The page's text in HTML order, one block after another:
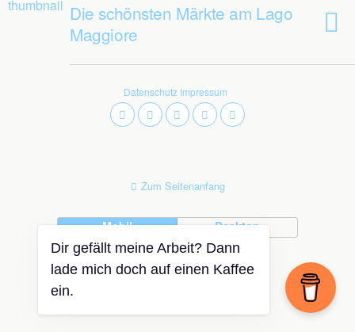
Die schönsten Märkte am Lago
Maggiore
Datenschutz Impressum
Zum Seitenanfang
Mobil
Desktop
Dir gefällt meine Arbeit? Dann
lade mich doch auf einen Kaffee
ein.